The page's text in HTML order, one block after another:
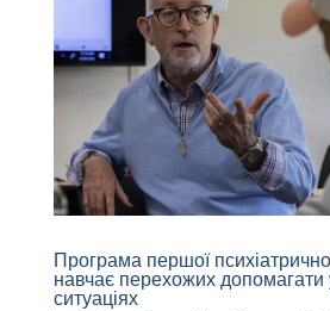
Програма першої
навчає перехожих допомагати
ситуаціях